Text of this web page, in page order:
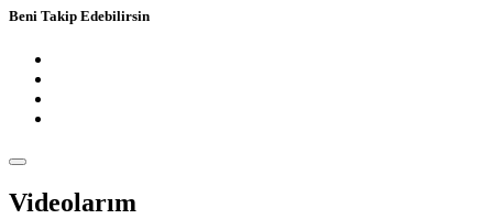
Beni Takip Edebilirsin
Videolarım